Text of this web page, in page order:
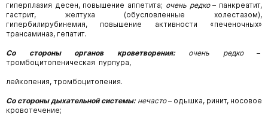
гиперплазия десен, повышение аппетита; очень редко– панкреатит,
гастрит, желтуха (обусловленные холестазом),
гипербилирубинемия, повышение активности «печеночных»
трансаминаз, гепатит.
Со стороны органов кроветворения: очень редко
–
тромбоцитопеническая пурпура,
лейкопения, тромбоцитопения.
Со стороны дыхательной системы: нечасто – одышка, ринит, носовое
кровотечение;